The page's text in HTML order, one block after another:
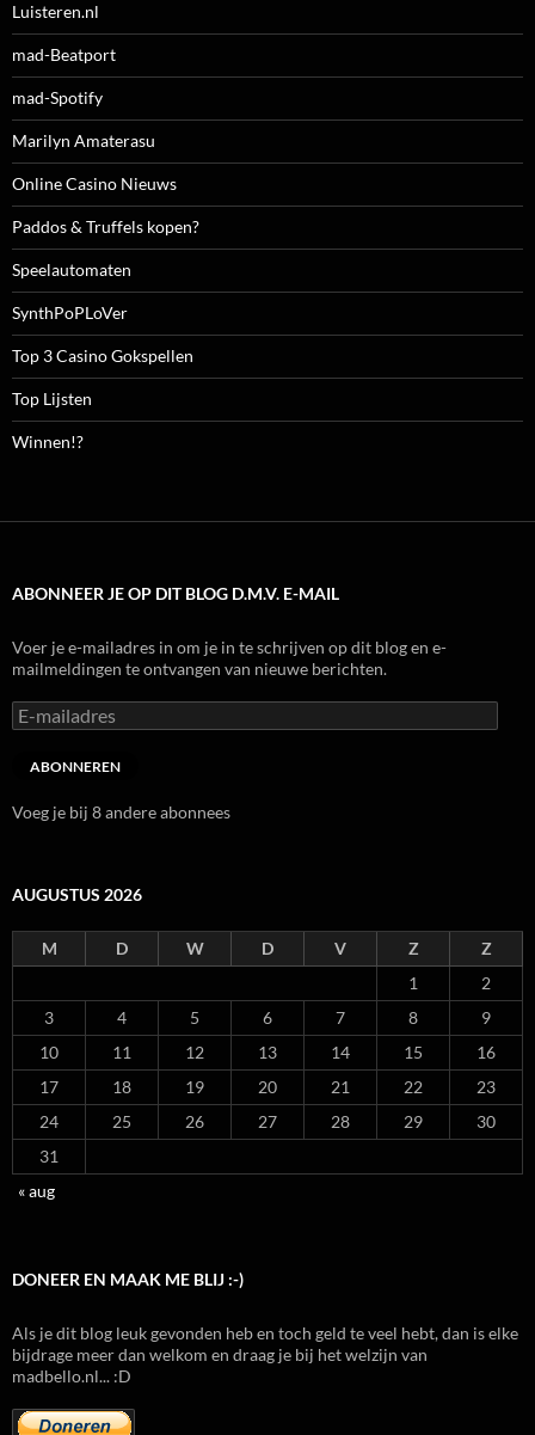
Luisteren.nl
mad-Beatport
mad-Spotify
Marilyn Amaterasu
Online Casino Nieuws
Paddos & Truffels kopen?
Speelautomaten
SynthPoPLoVer
Top 3 Casino Gokspellen
Top Lijsten
Winnen!?
ABONNEER JE OP DIT BLOG D.M.V. E-MAIL
Voer je e-mailadres in om je in te schrijven op dit blog en e-
mailmeldingen te ontvangen van nieuwe berichten.
E-
mailadres
ABONNEREN
Voeg je bij 8 andere abonnees
AUGUSTUS 2026
M D W D V Z
Z
1
2
3
4 5 6 7 8
9
10
11 12 13 14 15
16
17
18 19 20 21 22
23
24
25 26 27 28 29
30
31
« aug
DONEER EN MAAK ME BLIJ :-)
Als je dit blog leuk gevonden heb en toch geld te veel hebt, dan is elke
bijdrage meer dan welkom en draag je bij het welzijn van
madbello.nl... :D